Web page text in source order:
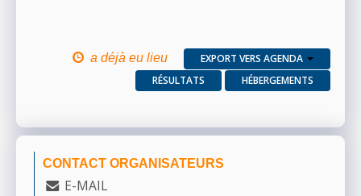
a déjà eu lieu
EXPORT VERS AGENDA
RÉSULTATS
HÉBERGEMENTS
CONTACT ORGANISATEURS
E-MAIL